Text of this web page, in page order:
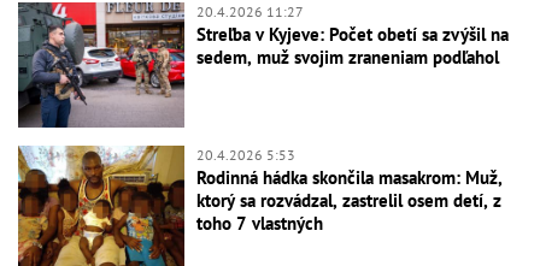
20.4.2026 11:27
Streľba v Kyjeve: Počet obetí sa zvýšil na
sedem, muž svojim zraneniam podľahol
20.4.2026 5:53
Rodinná hádka skončila masakrom: Muž,
ktorý sa rozvádzal, zastrelil osem detí, z
toho 7 vlastných